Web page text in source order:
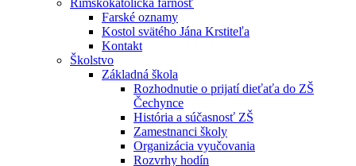
Rímskokatolícka farnosť
Farské oznamy
Kostol svätého Jána Krstiteľa
Kontakt
Školstvo
Základná škola
Rozhodnutie o prijatí dieťaťa do ZŠ
Čechynce
História a súčasnosť ZŠ
Zamestnanci školy
Organizácia vyučovania
Rozvrhy hodín